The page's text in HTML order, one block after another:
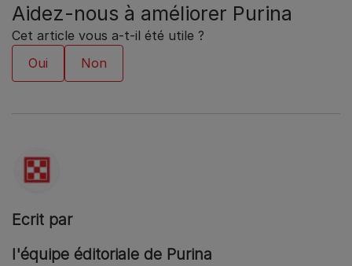
Aidez-nous à améliorer Purina
Cet article vous a-t-il été utile ?
Ecrit par
l'équipe éditoriale de Purina